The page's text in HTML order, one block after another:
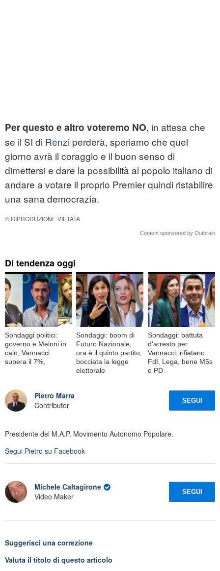
Per questo e altro voteremo NO, in attesa che
se il SI di Renzi perderà, speriamo che quel
giorno avrà il coraggio e il buon senso di
dimettersi e dare la possibilità al popolo italiano di
andare a votare il proprio Premier quindi ristabilire
una sana democrazia.
© RIPRODUZIONE VIETATA
Content sponsored by Outbrain
Di tendenza oggi
Sondaggi politici:
governo e Meloni in
calo, Vannacci
supera il 7%,
Sondaggi: boom di
Futuro Nazionale,
ora è il quinto partito;
bocciata la legge
elettorale
Sondaggi: battuta
d'arresto per
Vannacci; rifiatano
FdI, Lega, bene M5s
e PD
Pietro Marra
Contributor
SEGUI
Presidente del M.A.P. Movimento Autonomo Popolare.
Segui Pietro su Facebook
Michele Caltagirone
Video Maker
SEGUI
Suggerisci una correzione
Valuta il titolo di questo articolo